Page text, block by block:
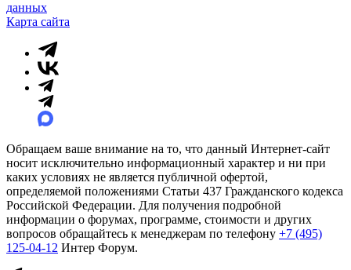
данных
Карта сайта
Обращаем ваше внимание на то, что данный Интернет-сайт
носит исключительно информационный характер и ни при
каких условиях не является публичной офертой,
определяемой положениями Статьи 437 Гражданского кодекса
Российской Федерации. Для получения подробной
информации о форумах, программе, стоимости и других
вопросов обращайтесь к менеджерам по телефону +7 (495)
125-04-12 Интер Форум.